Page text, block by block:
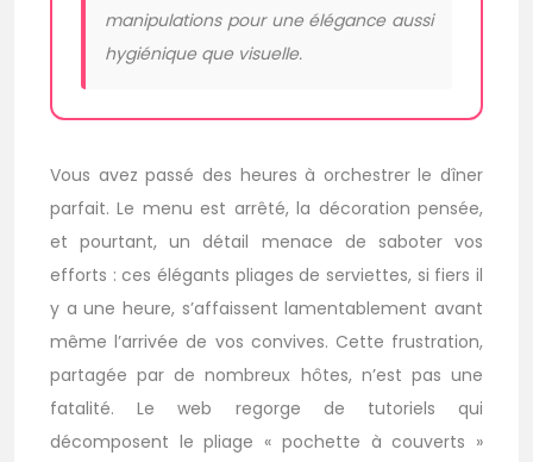
manipulations pour une élégance aussi
hygiénique que visuelle.
Vous avez passé des heures à orchestrer le dîner
parfait. Le menu est arrêté, la décoration pensée,
et pourtant, un détail menace de saboter vos
efforts : ces élégants pliages de serviettes, si fiers il
y a une heure, s’affaissent lamentablement avant
même l’arrivée de vos convives. Cette frustration,
partagée par de nombreux hôtes, n’est pas une
fatalité. Le web regorge de tutoriels qui
décomposent le pliage « pochette à couverts »